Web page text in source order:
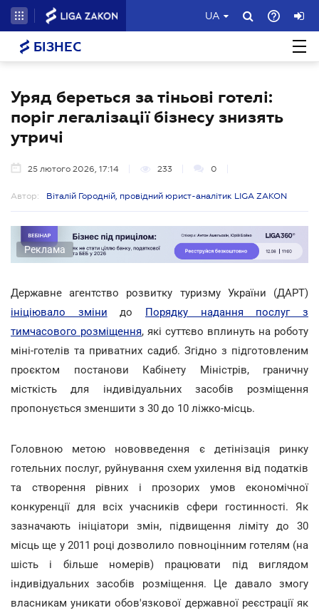
UA
БІЗНЕС
Уряд береться за тіньові готелі:
поріг легалізації бізнесу знизять
утричі
25 лютого 2026, 17:14 233 0
Автор: Віталій Городній, провідний юрист-аналітик LIGA ZAKON
Реклама
Державне агентство розвитку туризму України (ДАРТ)
ініціювало зміни до Порядку надання послуг з
тимчасового розміщення, які суттєво вплинуть на роботу
міні-готелів та приватних садиб. Згідно з підготовленим
проєктом постанови Кабінету Міністрів, граничну
місткість для індивідуальних засобів розміщення
пропонується зменшити з 30 до 10 ліжко-місць.
Головною метою нововведення є детінізація ринку
готельних послуг, руйнування схем ухилення від податків
та створення рівних і прозорих умов економічної
конкуренції для всіх учасників сфери гостинності. Як
зазначають ініціатори змін, підвищення ліміту до 30
місць ще у 2011 році дозволило повноцінним готелям (на
шість і більше номерів) працювати під виглядом
індивідуальних засобів розміщення. Це давало змогу
власникам уникати обов'язкової державної реєстрації як